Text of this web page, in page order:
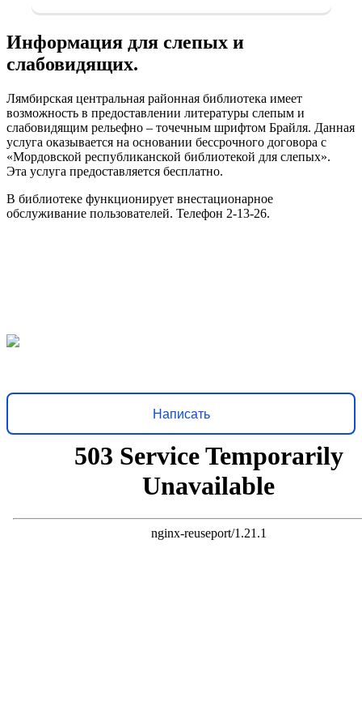
Информация для слепых и
слабовидящих.
Лямбирская центральная районная библиотека имеет
возможность в предоставлении литературы слепым и
слабовидящим рельефно – точечным шрифтом Брайля. Данная
услуга оказывается на основании бессрочного договора с
«Мордовской республиканской библиотекой для слепых».
Эта услуга предоставляется бесплатно.
В библиотеке функционирует внестационарное
обслуживание пользователей. Телефон 2-13-26.
Написать